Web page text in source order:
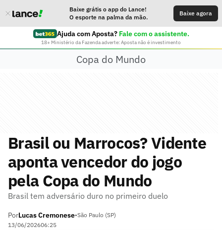
Baixe grátis o app do Lance!
O esporte na palma da mão.
Baixe agora
Ajuda com Aposta? Fale com o assistente.
18+ Ministério da Fazenda adverte: Aposta não é investimento
Copa do Mundo
Brasil ou Marrocos? Vidente
aponta vencedor do jogo
pela Copa do Mundo
Brasil tem adversário duro no primeiro duelo
PorLucas Cremonese•São Paulo (SP)
13/06/202606:25